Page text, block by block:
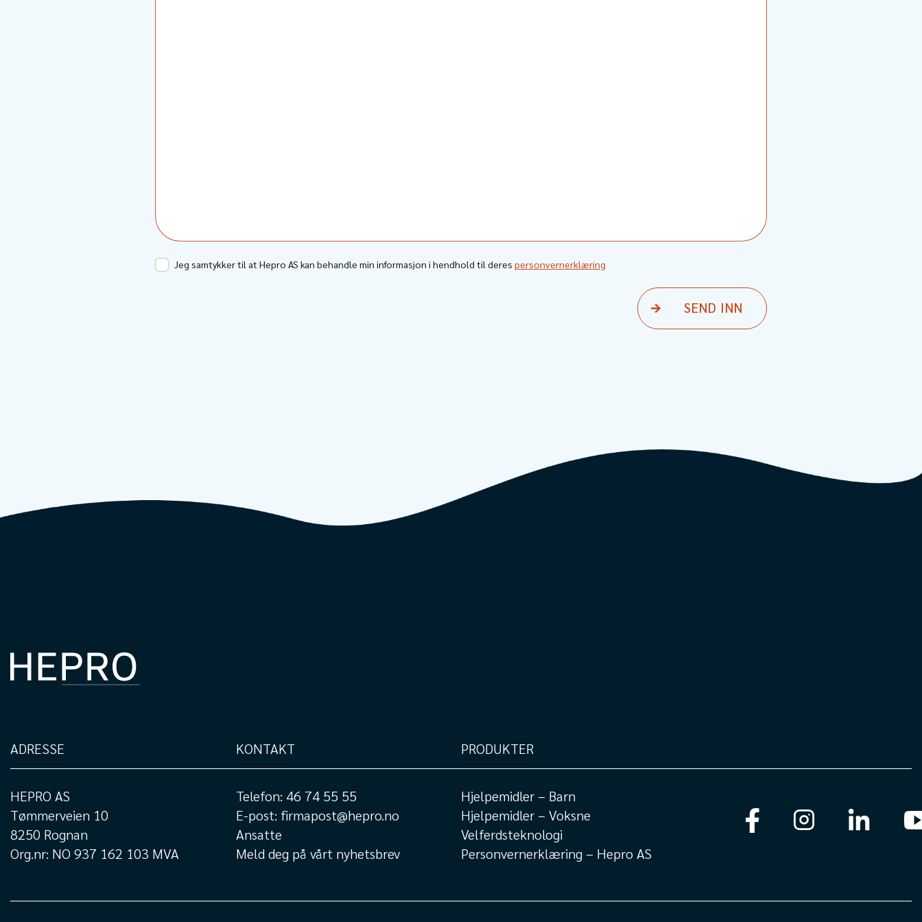
Jeg samtykker til at Hepro AS kan behandle min informasjon i hendhold til deres personvernerklæring
ADRESSE
HEPRO AS
Tømmerveien 10
8250 Rognan
Org.nr: NO 937 162 103 MVA
KONTAKT
Telefon: 46 74 55 55
E-post: firmapost@hepro.no
Ansatte
Meld deg på vårt nyhetsbrev
PRODUKTER
Hjelpemidler – Barn
Hjelpemidler – Voksne
Velferdsteknologi
Personvernerklæring – Hepro AS